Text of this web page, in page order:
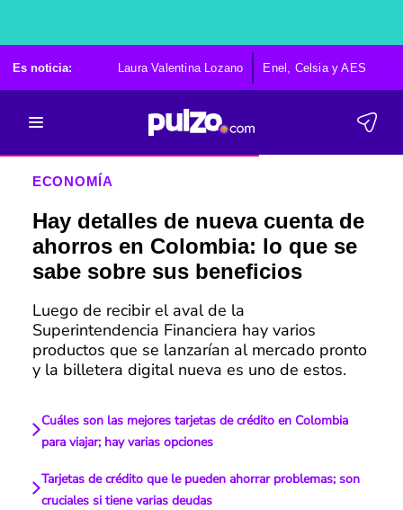
Es noticia: Laura Valentina Lozano Enel, Celsia y AES
ECONOMÍA
Hay detalles de nueva cuenta de
ahorros en Colombia: lo que se
sabe sobre sus beneficios
Luego de recibir el aval de la
Superintendencia Financiera hay varios
productos que se lanzarían al mercado pronto
y la billetera digital nueva es uno de estos.
Cuáles son las mejores tarjetas de crédito en Colombia
para viajar; hay varias opciones
Tarjetas de crédito que le pueden ahorrar problemas; son
cruciales si tiene varias deudas